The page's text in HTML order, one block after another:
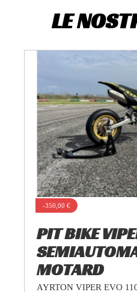
LE
-350,00 €
PIT BIKE
MOTARD
AYRTON VIPER EVO
LE MIE LISTE DI
lista dei desideri.